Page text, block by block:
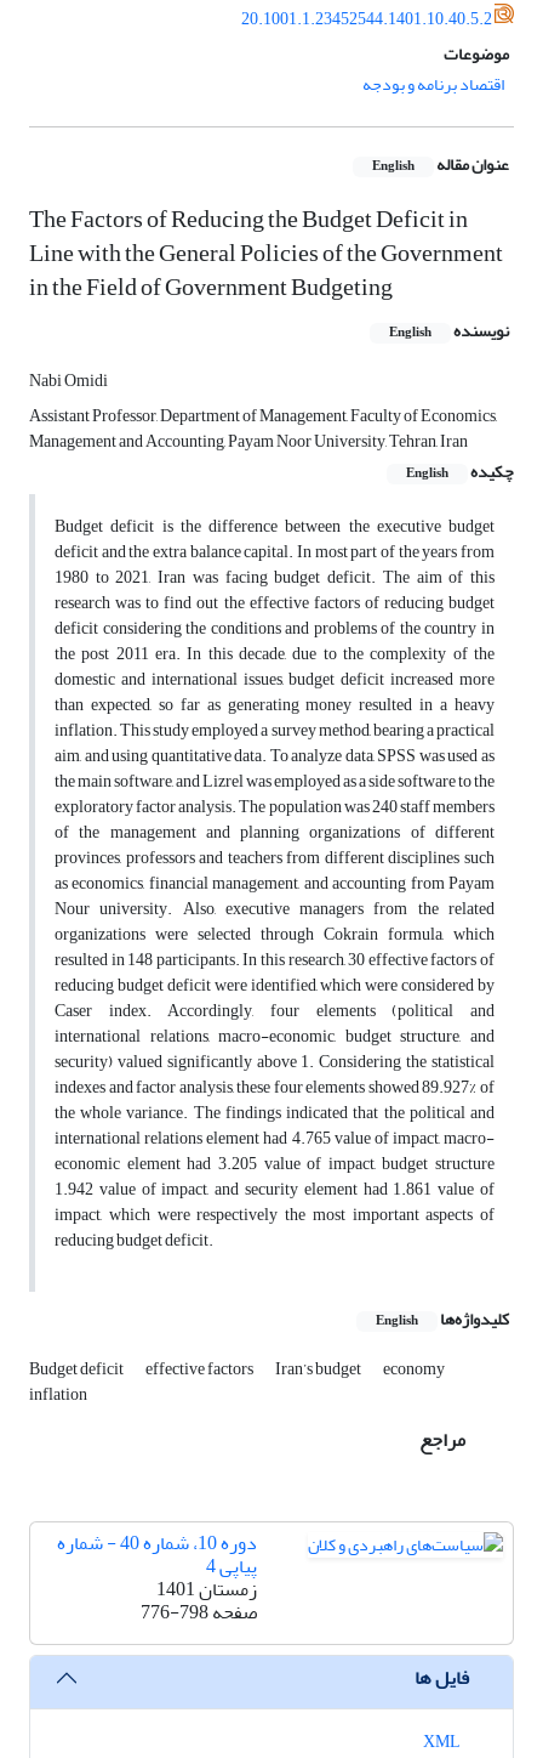
20.1001.1.23452544.1401.10.40.5.2
موضوعات
اقتصاد برنامه و بودجه
عنوان مقاله English
The Factors of Reducing the Budget Deficit in
Line with the General Policies of the Government
in the Field of Government Budgeting
نویسنده English
Nabi Omidi
Assistant Professor, Department of Management, Faculty of Economics,
Management and Accounting, Payam Noor University, Tehran, Iran
چکیده
English
Budget deficit is the difference between the executive budget
deficit and the extra balance capital. In most part of the years from
1980 to 2021, Iran was facing budget deficit. The aim of this
research was to find out the effective factors of reducing budget
deficit considering the conditions and problems of the country in
the post 2011 era. In this decade, due to the complexity of the
domestic and international issues, budget deficit increased more
than expected, so far as generating money resulted in a heavy
inflation. This study employed a survey method, bearing a practical
aim, and using quantitative data. To analyze data, SPSS was used as
the main software, and Lizrel was employed as a side software to the
exploratory factor analysis. The population was 240 staff members
of the management and planning organizations of different
provinces, professors and teachers from different disciplines such
as economics, financial management, and accounting from Payam
Nour university. Also, executive managers from the related
organizations were selected through Cokrain formula, which
resulted in 148 participants. In this research, 30 effective factors of
reducing budget deficit were identified, which were considered by
Caser index. Accordingly, four elements (political and
international relations, macro-economic, budget structure, and
security) valued significantly above 1. Considering the statistical
indexes and factor analysis, these four elements showed 89.927% of
the whole variance. The findings indicated that the political and
international relations element had 4.765 value of impact, macro-
economic element had 3.205 value of impact, budget structure
1.942 value of impact, and security element had 1.861 value of
impact, which were respectively the most important aspects of
reducing budget deficit.
کلیدواژه‌ها English
Budget deficit effective factors Iran’s budget economy
inflation
مراجع
دوره 10، شماره 40 - شماره
پیاپی 4
زمستان 1401
صفحه776-798
فایل ها